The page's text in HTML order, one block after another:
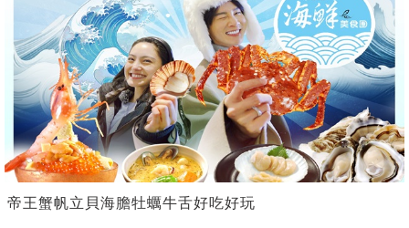
帝王蟹帆立貝海膽牡蠣牛舌好吃好玩